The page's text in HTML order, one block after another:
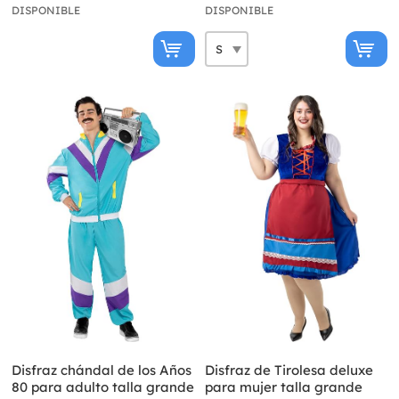
DISPONIBLE DISPONIBLE
Disfraz chándal de los Años
80 para adulto talla grande
Disfraz de Tirolesa deluxe
para mujer talla grande